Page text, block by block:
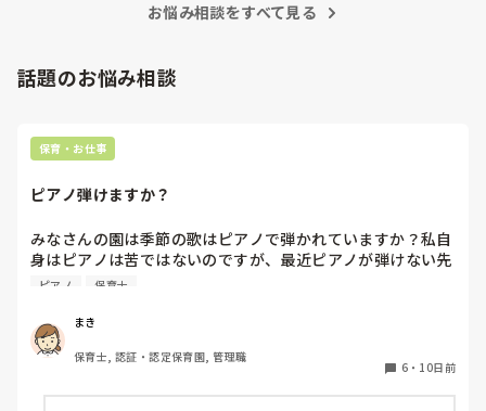
お悩み相談をすべて見る
話題のお悩み相談
保育・お仕事
ピアノ弾けますか？
みなさんの園は季節の歌はピアノで弾かれていますか？私自
身はピアノは苦ではないのですが、最近ピアノが弾けない先
生が多く、季節の歌をうたう際に演奏が止まったり、弾き直
これならもう音源つかったほうがよい？と思うのですが、そ
こは練習すべき…という声もあってよくわからなくなりまし
た💦
ピアノ 保育士
まき
保育士, 認証・認定保育園, 管理職
6・ 10日前